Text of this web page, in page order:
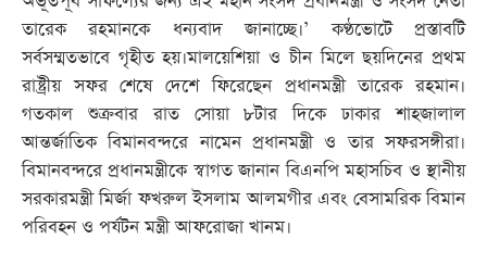
তারেক রহমানকে ধন্যবাদ জানাচ্ছে।’ কণ্ঠভোটে প্রস্তাবটি
সর্বসম্মতভাবে গৃহীত হয়।মালয়েশিয়া ও চীন মিলে ছয়দিনের প্রথম
রাষ্ট্রীয় সফর শেষে দেশে ফিরেছেন প্রধানমন্ত্রী তারেক রহমান।
গতকাল শুক্রবার রাত সোয়া ৮টার দিকে ঢাকার শাহজালাল
আন্তর্জাতিক বিমানবন্দরে নামেন প্রধানমন্ত্রী ও তার সফরসঙ্গীরা।
বিমানবন্দরে প্রধানমন্ত্রীকে স্বাগত জানান বিএনপি মহাসচিব ও স্থানীয়
সরকারমন্ত্রী মির্জা ফখরুল ইসলাম আলমগীর এবং বেসামরিক বিমান
পরিবহন ও পর্যটন মন্ত্রী আফরোজা খানম।